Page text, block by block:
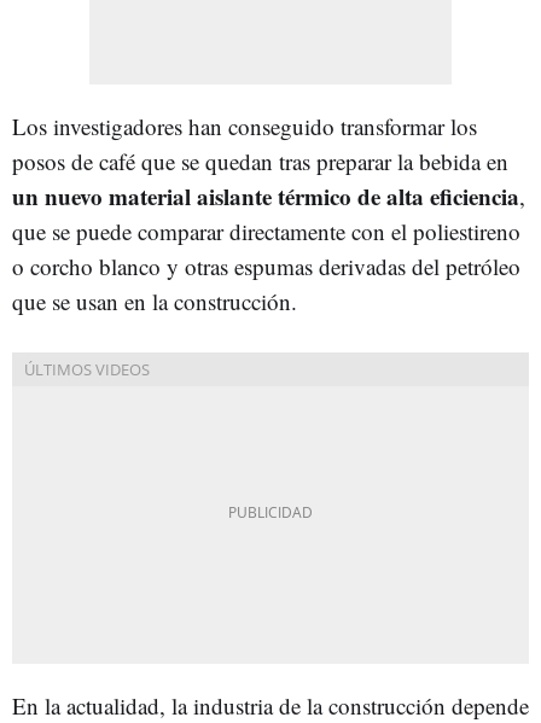
Los investigadores han conseguido transformar los
posos de café que se quedan tras preparar la bebida en
un nuevo material aislante térmico de alta eficiencia,
que se puede comparar directamente con el poliestireno
o corcho blanco y otras espumas derivadas del petróleo
que se usan en la construcción.
En la actualidad, la industria de la construcción depende